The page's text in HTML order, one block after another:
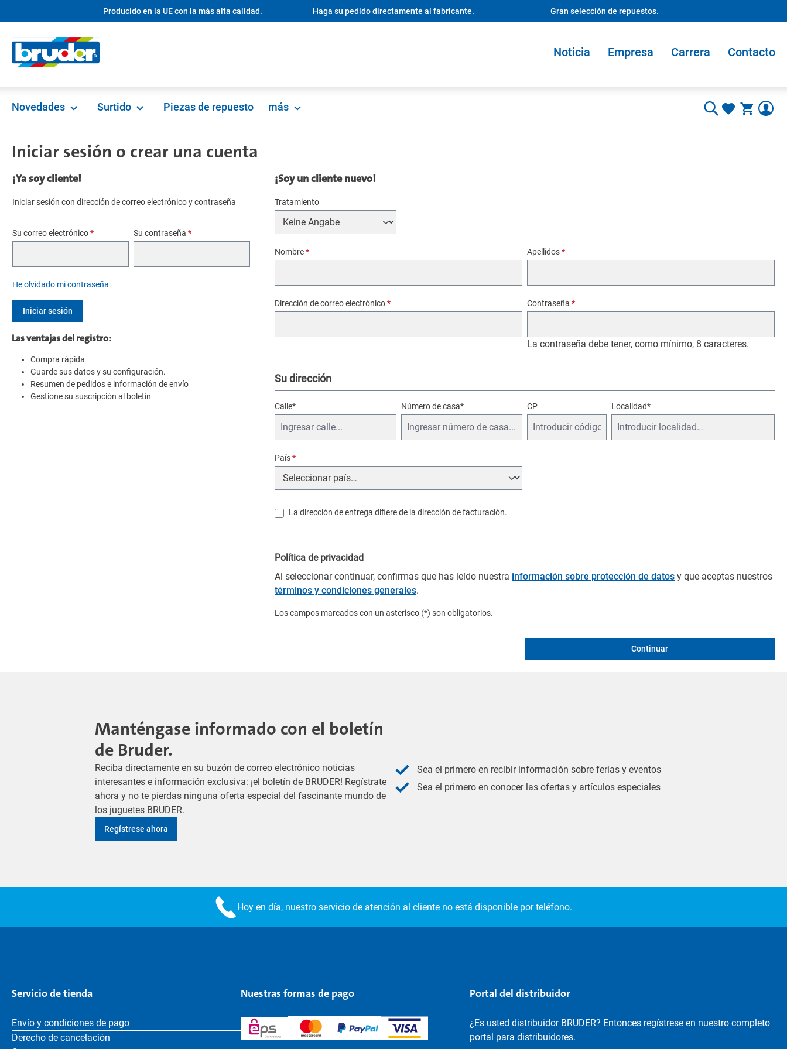
Saltar a la navegación principalProducido en la UE con la más alta calidad. Haga su pedido directamente al fabricante. Gran selección de repuestos.
Noticia Empresa Carrera Contacto
Novedades Surtido Piezas de repuesto más
Iniciar sesión o crear una cuenta
¡Ya soy cliente!
Iniciar sesión con dirección de correo electrónico y contraseña
Su correo electrónico* Su contraseña *
He olvidado mi contraseña.
Iniciar sesión
Las ventajas del registro:
Compra rápida
Guarde sus datos y su configuración.
Resumen de pedidos e información de envío
Gestione su suscripción al boletín
¡Soy un cliente nuevo!
Información personal
Tratamiento
Nombre* Apellidos*
Dirección de correo electrónico* Contraseña *
La contraseña debe tener, como mínimo, 8 caracteres.
Su dirección
Calle* Número de casa* CP Localidad*
País*
La dirección de entrega difiere de la dirección de facturación.
Política de privacidad
Al seleccionar continuar, confirmas que has leído nuestra información sobre protección de datos y que aceptas nuestros
términos y condiciones generales.
Los campos marcados con un asterisco (*) son obligatorios.
Continuar
Manténgase informado con el boletín
de Bruder.
Reciba directamente en su buzón de correo electrónico noticias
interesantes e información exclusiva: ¡el boletín de BRUDER! Regístrate
ahora y no te pierdas ninguna oferta especial del fascinante mundo de
los juguetes BRUDER.
Regístrese ahora
Sea el primero en recibir información sobre ferias y eventos
Sea el primero en conocer las ofertas y artículos especiales
Hoy en día, nuestro servicio de atención al cliente no está disponible por teléfono.
Servicio de tienda
Envío y condiciones de pago
Derecho de cancelación
Nuestras formas de pago Portal del distribuidor
¿Es usted distribuidor BRUDER? Entonces regístrese en nuestro completo
portal para distribuidores.